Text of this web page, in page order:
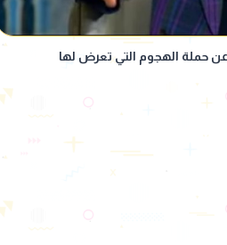
حملة الهجوم التي تعرض لها